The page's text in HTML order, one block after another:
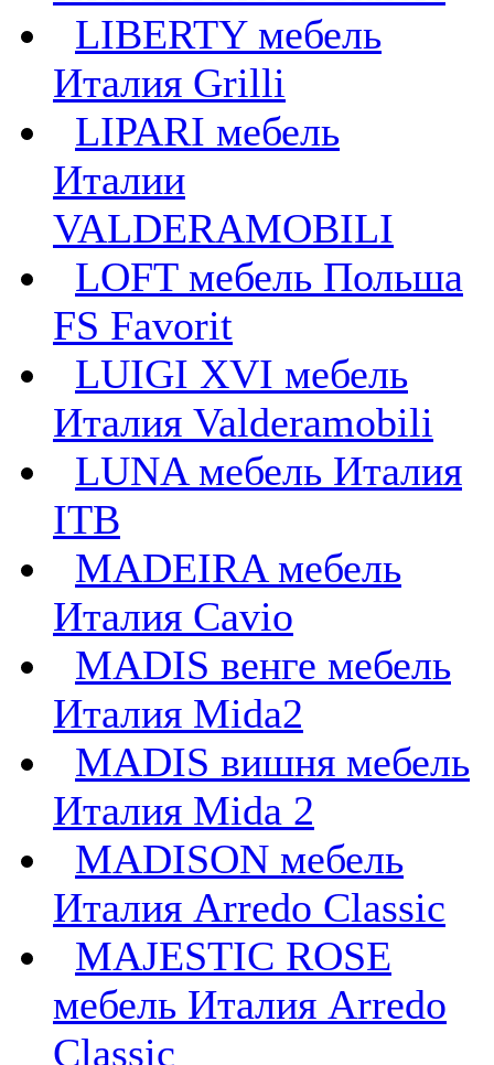
LIBERTY мебель
Италия Grilli
LIPARI мебель
Италии
VALDERAMOBILI
LOFT мебель Польша
FS Favorit
LUIGI XVI мебель
Италия Valderamobili
LUNA мебель Италия
ITB
MADEIRA мебель
Италия Cavio
MADIS венге мебель
Италия Mida2
MADIS вишня мебель
Италия Mida 2
MADISON мебель
Италия Arredo Classic
MAJESTIC ROSE
мебель Италия Arredo
Classic